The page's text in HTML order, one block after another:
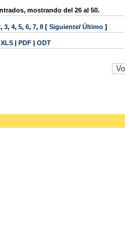
mostrando del 26 al 50.
, 3, 4, 5, 6, 7, 8 [ Siguiente/ Último ]
XLS | PDF | ODT